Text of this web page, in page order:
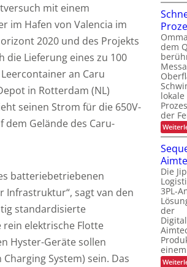
mit einem
im Hafen von Valencia im
2020 und des Projekts
die Lieferung eines zu 100
an Caru
in Rotterdam (NL)
seinen Strom für die 650V-
Gelände des Caru-
batteriebetriebenen
Infrastruktur“, sagt van den
standardisierte
rein elektrische Flotte
Hyster-Geräte sollen
System) sein. Das
dem
lokale
der
Die
3PL-
der